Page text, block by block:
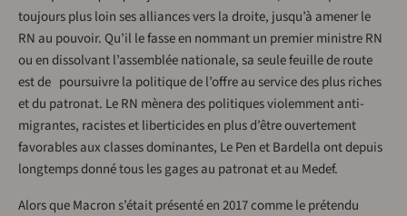
toujours plus loin ses alliances vers la droite, jusqu’à amener le
RN au pouvoir. Qu’il le fasse en nommant un premier ministre RN
ou en dissolvant l’assemblée nationale, sa seule feuille de route
est de poursuivre la politique de l’offre au service des plus riches
et du patronat. Le RN mènera des politiques violemment anti-
migrantes, racistes et liberticides en plus d’être ouvertement
favorables aux classes dominantes, Le Pen et Bardella ont depuis
longtemps donné tous les gages au patronat et au Medef.
Alors que Macron s’était présenté en 2017 comme le prétendu